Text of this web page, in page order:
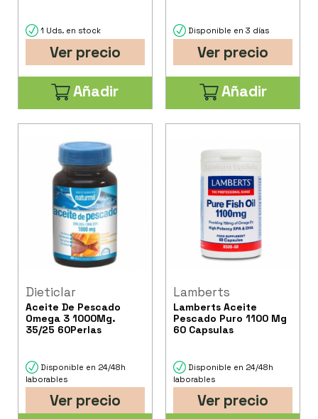
1 Uds. en stock
Ver precio
Añadir
Disponible en 3 días
Ver precio
Añadir
Dieticlar
Aceite De Pescado
Omega 3 1000Mg.
35/25 60Perlas
Disponible en 24/48h
laborables
Ver precio
Lamberts
Lamberts Aceite
Pescado Puro 1100 Mg
60 Capsulas
Disponible en 24/48h
laborables
Ver precio